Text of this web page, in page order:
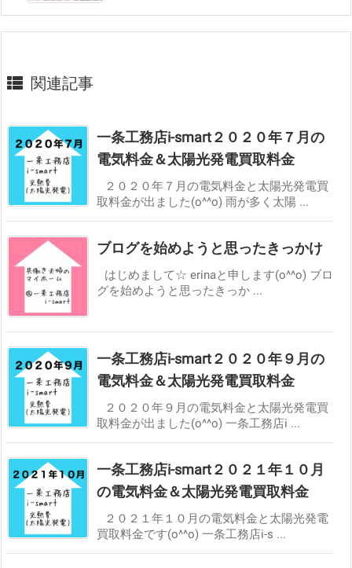
関連記事
一条工務店i-smart２０２０年７月の
電気料金＆太陽光発電買取料金
２０２０年７月の電気料金と太陽光発電買
取料金が出ました(o^^o) 雨が多く太陽 ...
ブログを始めようと思ったきっかけ
はじめまして☆ erinaと申します(o^^o) ブロ
グを始めようと思ったきっか ...
一条工務店i-smart２０２０年９月の
電気料金＆太陽光発電買取料金
２０２０年９月の電気料金と太陽光発電買
取料金が出ました(o^^o) 一条工務店i ...
一条工務店i-smart２０２１年１０月
の電気料金＆太陽光発電買取料金
２０２１年１０月の電気料金と太陽光発電
買取料金です(o^^o) 一条工務店i-s ...